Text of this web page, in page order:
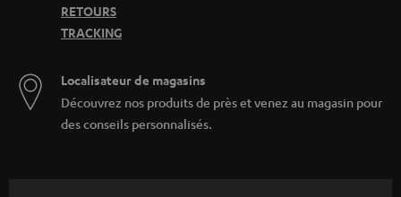
RETOURS
TRACKING
Localisateur de magasins
Découvrez nos produits de près et venez au magasin pour
des conseils personnalisés.